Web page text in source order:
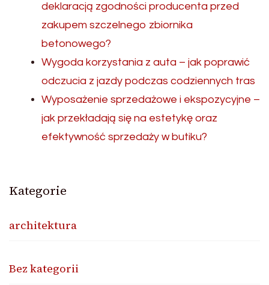
deklaracją zgodności producenta przed
zakupem szczelnego zbiornika
betonowego?
Wygoda korzystania z auta – jak poprawić
odczucia z jazdy podczas codziennych tras
Wyposażenie sprzedażowe i ekspozycyjne –
jak przekładają się na estetykę oraz
efektywność sprzedaży w butiku?
Kategorie
architektura
Bez kategorii